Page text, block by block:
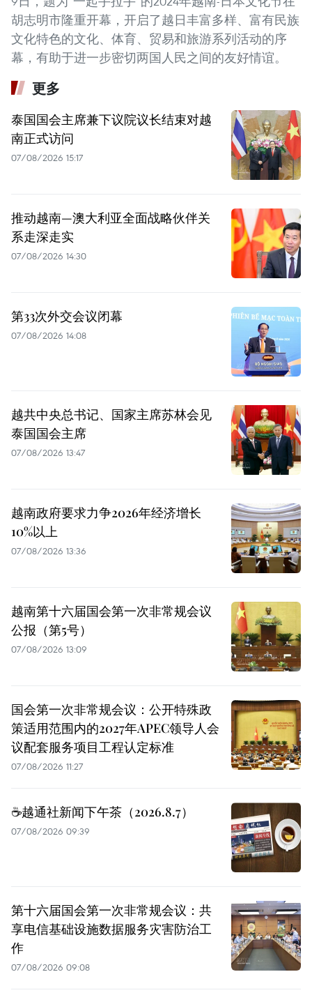
胡志明市隆重开幕，开启了越日丰富多样、富有民族
文化特色的文化、体育、贸易和旅游系列活动的序
幕，有助于进一步密切两国人民之间的友好情谊。
更多
泰国国会主席兼下议院议长结束对越
南正式访问
07/08/2026 15:17
推动越南—澳大利亚全面战略伙伴关
系走深走实
07/08/2026 14:30
第33次外交会议闭幕
07/08/2026 14:08
越共中央总书记、国家主席苏林会见
泰国国会主席
07/08/2026 13:47
越南政府要求力争2026年经济增长
10%以上
07/08/2026 13:36
越南第十六届国会第一次非常规会议
公报（第5号）
07/08/2026 13:09
国会第一次非常规会议：公开特殊政
策适用范围内的2027年APEC领导人会
议配套服务项目工程认定标准
07/08/2026 11:27
☕️越通社新闻下午茶（2026.8.7）
07/08/2026 09:39
第十六届国会第一次非常规会议：共
享电信基础设施数据服务灾害防治工
作
07/08/2026 09:08